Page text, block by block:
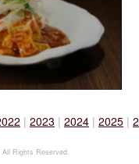
| 2023 | 2024 | 2025 |
Rights Reserved.